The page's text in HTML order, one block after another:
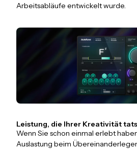
Arbeitsabläufe entwickelt wurde.
Leistung, die Ihrer Kreativität
Wenn Sie schon einmal erlebt
Auslastung beim